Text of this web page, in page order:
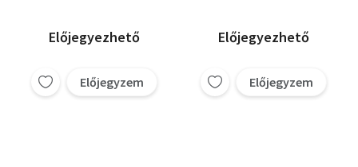
Kibernetikai Játékok
Készítése, Elektron-
Dekádazámlálók,
Tirisztor Mérések,
Nozdroviczky László
V.L. Silo
Wallmark-Carlstedt
Előjegyezhető
Előjegyzem
Előjegyezhető
Előjegyzem